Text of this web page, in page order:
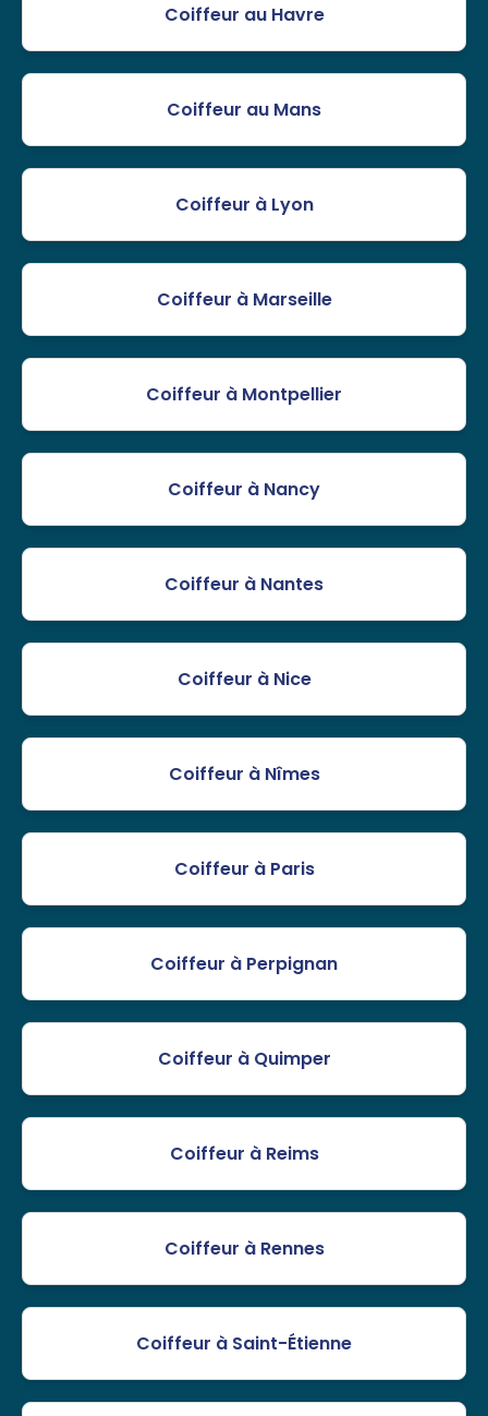
Coiffeur au Havre
Coiffeur au Mans
Coiffeur à Lyon
Coiffeur à Marseille
Coiffeur à Montpellier
Coiffeur à Nancy
Coiffeur à Nantes
Coiffeur à Nice
Coiffeur à Nîmes
Coiffeur à Paris
Coiffeur à Perpignan
Coiffeur à Quimper
Coiffeur à Reims
Coiffeur à Rennes
Coiffeur à Saint-Étienne